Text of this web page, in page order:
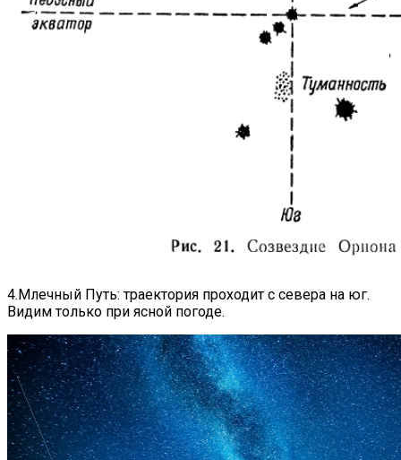
4.Млечный Путь: траектория проходит с севера на юг.
Видим только при ясной погоде.